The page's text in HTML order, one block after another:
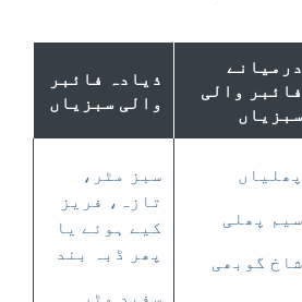
درمیانے
فائبر والی
سبزیاں
ذیادہ فائبر
والی سبزیاں
پھلیاں
سیم پھلی
شاخ گوبھی
سبز مٹر،
تازہ، فریز
کیے ہوئے یا
پھر ڈبہ بند
سفید مٹر